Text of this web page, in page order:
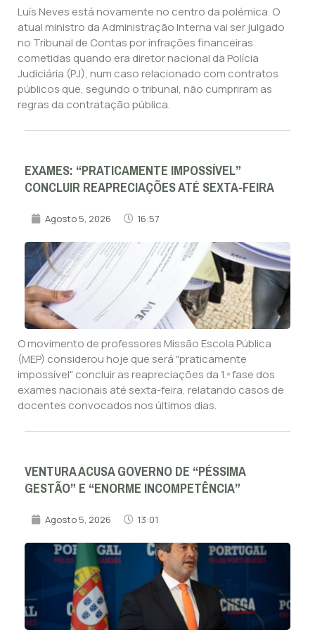
Luís Neves está novamente no centro da polémica. O
atual ministro da Administração Interna vai ser julgado
no Tribunal de Contas por infrações financeiras
cometidas quando era diretor nacional da Polícia
Judiciária (PJ), num caso relacionado com contratos
públicos que, segundo o tribunal, não cumpriram as
regras da contratação pública.
EXAMES: “PRATICAMENTE IMPOSSÍVEL”
CONCLUIR REAPRECIAÇÕES ATÉ SEXTA-FEIRA
Agosto 5, 2026 16:57
O movimento de professores Missão Escola Pública
(MEP) considerou hoje que será "praticamente
impossível" concluir as reapreciações da 1.ª fase dos
exames nacionais até sexta-feira, relatando casos de
docentes convocados nos últimos dias.
VENTURA ACUSA GOVERNO DE “PÉSSIMA
GESTÃO” E “ENORME INCOMPETÊNCIA”
Agosto 5, 2026 13:01